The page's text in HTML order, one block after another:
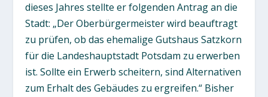
dieses Jahres stellte er folgenden Antrag an die
Stadt: „Der Oberbürgermeister wird beauftragt
zu prüfen, ob das ehemalige Gutshaus Satzkorn
für die Landeshauptstadt Potsdam zu erwerben
ist. Sollte ein Erwerb scheitern, sind Alternativen
zum Erhalt des Gebäudes zu ergreifen.“ Bisher